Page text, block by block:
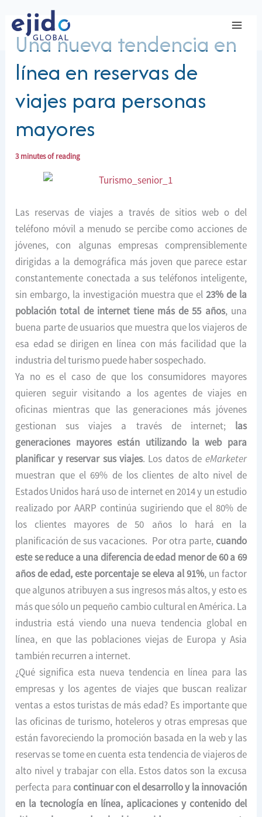
contenido
Una nueva tendencia en
línea en reservas de
viajes para personas
mayores
3 minutes of reading
Las reservas de viajes a través de sitios web o del
teléfono móvil a menudo se percibe como acciones de
jóvenes, con algunas empresas comprensiblemente
dirigidas a la demográfica más joven que parece estar
constantemente conectada a sus teléfonos inteligente,
sin embargo, la investigación muestra que el23% de la
población total de internet tiene más de 55 años, una
buena parte de usuarios que muestra que los viajeros de
esa edad se dirigen en línea con más facilidad que la
industria del turismo puede haber sospechado.
Ya no es el caso de que los consumidores mayores
quieren seguir visitando a los agentes de viajes en
oficinas mientras que las generaciones más jóvenes
gestionan sus viajes a través de internet;las
generaciones mayores están utilizando la web para
planificar y reservar sus viajes. Los datos de eMarketer
muestran que el 69% de los clientes de alto nivel de
Estados Unidos hará uso de internet en 2014 y un estudio
realizado por AARP continúa sugiriendo que el 80% de
los clientes mayores de 50 años lo hará en la
planificación de sus vacaciones. Por otra parte, cuando
este se reduce a una diferencia de edad menor de 60 a 69
años de edad, este porcentaje se eleva al 91%, un factor
que algunos atribuyen a sus ingresos más altos, y esto es
más que sólo un pequeño cambio cultural en América. La
industria está viendo una nueva tendencia global en
línea, en que las poblaciones viejas de Europa y Asia
también recurren a internet.
¿Qué significa esta nueva tendencia en línea para las
empresas y los agentes de viajes que buscan realizar
ventas a estos turistas de más edad? Es importante que
las oficinas de turismo, hoteleros y otras empresas que
están favoreciendo la promoción basada en la web y las
reservas se tome en cuenta esta tendencia de viajeros de
alto nivel y trabajar con ella. Estos datos son la excusa
perfecta para continuar con el desarrollo y la innovación
en la tecnología en línea, aplicaciones y contenido del